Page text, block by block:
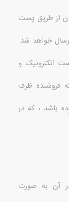
از طریق پست
خواهد شد.
الکترونیک و
فروشنده ظرف
باشد ، که در
آن به صورت